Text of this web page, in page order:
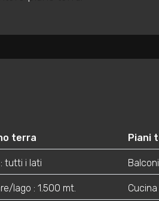
terra Piani
tutti i lati
lago : 1.500 mt.